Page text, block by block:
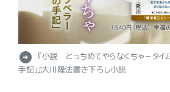
arrow_circle_right
『小説 とっちめてやらなくちゃ－タイ
手記」』大川隆法書き下ろし小説